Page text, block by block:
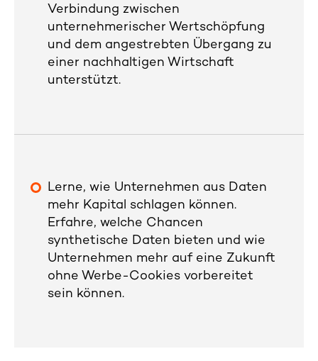
Verbindung zwischen
unternehmerischer Wertschöpfung
und dem angestrebten Übergang zu
einer nachhaltigen Wirtschaft
unterstützt.
Lerne, wie Unternehmen aus Daten
mehr Kapital schlagen können.
Erfahre, welche Chancen
synthetische Daten bieten und wie
Unternehmen mehr auf eine Zukunft
ohne Werbe-Cookies vorbereitet
sein können.